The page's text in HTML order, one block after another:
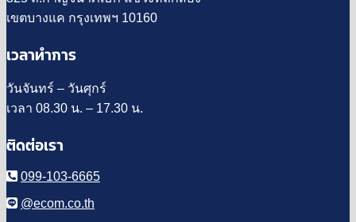
เขตบางแค กรุงเทพฯ 10160
เวลาทำการ
วันจันทร์ – วันศุกร์
เวลา 08.30 น. – 17.30 น.
ติดต่อเรา
099-103-6665
@ecom.co.th